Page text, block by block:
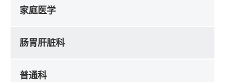
家庭医学
肠胃肝脏科
普通科